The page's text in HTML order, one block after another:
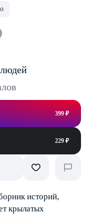
399 ₽
229 ₽
историй,
крылатых